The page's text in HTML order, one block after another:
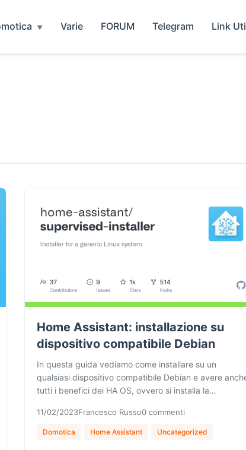
Varie FORUM Telegram Link
Home Assistant: installazione su
dispositivo compatibile Debian
In questa guida vediamo come installare su un
qualsiasi dispositivo compatibile Debian e avere
tutti i benefici dei HA OS, ovvero si installa la…
11/02/2023Francesco Russo0 commenti
Domotica Home Assistant Uncategorized